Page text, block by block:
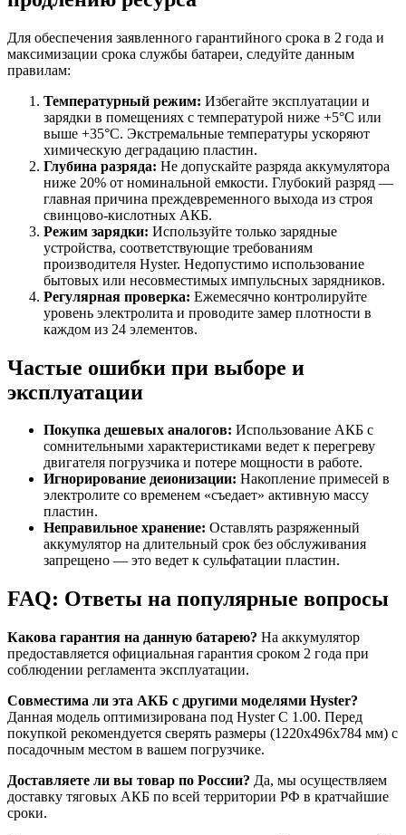
Для обеспечения заявленного гарантийного срока в 2 года и
максимизации срока службы батареи, следуйте данным
правилам:
Температурный режим: Избегайте эксплуатации и
зарядки в помещениях с температурой ниже +5°C или
выше +35°C. Экстремальные температуры ускоряют
химическую деградацию пластин.
Глубина разряда: Не допускайте разряда аккумулятора
ниже 20% от номинальной емкости. Глубокий разряд —
главная причина преждевременного выхода из строя
свинцово-кислотных АКБ.
Режим зарядки: Используйте только зарядные
устройства, соответствующие требованиям
производителя Hyster. Недопустимо использование
бытовых или несовместимых импульсных зарядников.
Регулярная проверка: Ежемесячно контролируйте
уровень электролита и проводите замер плотности в
каждом из 24 элементов.
Частые ошибки при выборе и
эксплуатации
Покупка дешевых аналогов: Использование АКБ с
сомнительными характеристиками ведет к перегреву
двигателя погрузчика и потере мощности в работе.
Игнорирование деионизации: Накопление примесей в
электролите со временем «съедает» активную массу
пластин.
Неправильное хранение: Оставлять разряженный
аккумулятор на длительный срок без обслуживания
запрещено — это ведет к сульфатации пластин.
FAQ: Ответы на популярные вопросы
Какова гарантия на данную батарею? На аккумулятор
предоставляется официальная гарантия сроком 2 года при
соблюдении регламента эксплуатации.
Совместима ли эта АКБ с другими моделями Hyster?
Данная модель оптимизирована под Hyster C 1.00. Перед
покупкой рекомендуется сверять размеры (1220x496x784 мм) с
посадочным местом в вашем погрузчике.
Доставляете ли вы товар по России? Да, мы осуществляем
доставку тяговых АКБ по всей территории РФ в кратчайшие
сроки.